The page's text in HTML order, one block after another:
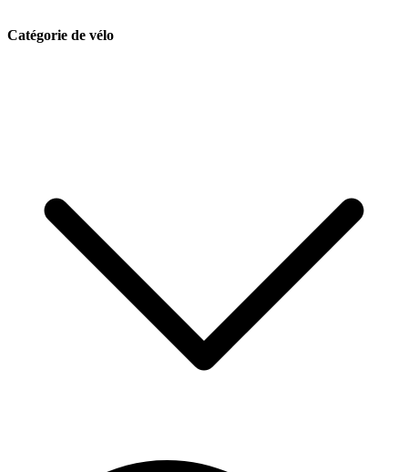
Catégorie de vélo